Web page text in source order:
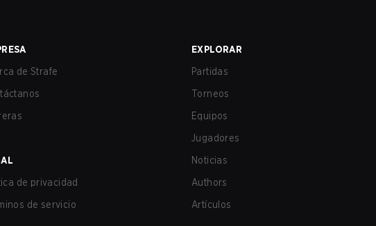
de Strafe
de privacidad
de servicio
EXPLORAR
Partidas
Torneos
Equipos
Jugadores
Noticias
Authors
Artículos